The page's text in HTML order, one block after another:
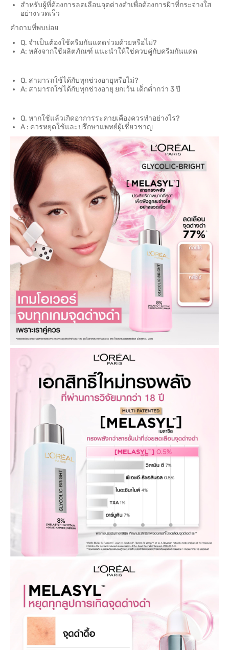
สำหรับผู้ที่ต้องการลดเลือนจุดด่างดำเพื่อต้องการผิวที่กระจ่างใส
อย่างรวดเร็ว
คำถามที่พบบ่อย
Q. จำเป็นต้องใช้ครีมกันแดดร่วมด้วยหรือไม่?
A: หลังจากใช้ผลิตภัณฑ์ แนะนำให้ใช่ควบคู่กับครีมกันแดด
Q. สามารถใช้ได้กับทุกช่วงอายุหรือไม่?
A: สามารถใช่ได้กับทุกช่วงอายุ ยกเว้น เด็กต่ำกว่า 3 ปี
Q. หากใช้แล้วเกิดอาการระคายเคืองควรทำอย่างไร?
A : ควรหยุดใช้และปรึกษาแพทย์ผู้เชี่ยวชาญ